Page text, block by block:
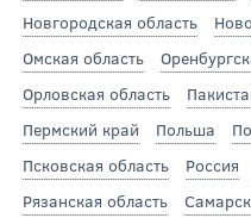
Новгородская область
Омская область
Орловская область
Пермский край
Польша
Псковская область
Россия
Рязанская область